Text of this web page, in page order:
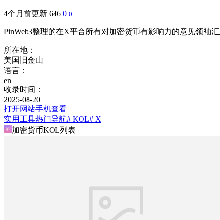
4个月前更新 646 0 0
PinWeb3整理的在X平台所有对加密货币有影响力的意见领袖
所在地：
美国旧金山
语言：
en
收录时间：
2025-08-20
打开网站手机查看
实用工具热门导航# KOL# X
加密货币KOL列表